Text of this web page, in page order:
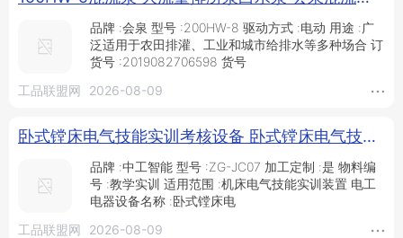
品牌 :会泉 型号 :200HW-8 驱动方式 :电动 用途 :广
泛适用于农田排灌、工业和城市给排水等多种场合 订
货号 :2019082706598 货号
工品联盟网
2026-08-09
卧式镗床电气技能实训考核设备 卧式镗床电气技能实训装置 卧式镗床电气技能综合实训台_供应产品_天津中工智能机器人有限公司
品牌 :中工智能 型号 :ZG-JC07 加工定制 :是 物料编
号 :教学实训 适用范围 :机床电气技能实训装置 电工
电器设备名称 :卧式镗床电
工品联盟网
2026-08-09